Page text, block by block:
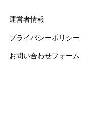
運営者情報
プライバシーポリシー
お問い合わせフォーム